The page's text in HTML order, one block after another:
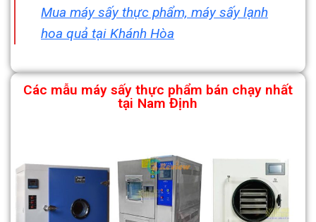
Mua máy sấy thực phẩm, máy sấy lạnh
hoa quả tại Khánh Hòa
Các mẫu máy sấy thực phẩm bán chạy nhất
tại Nam Định